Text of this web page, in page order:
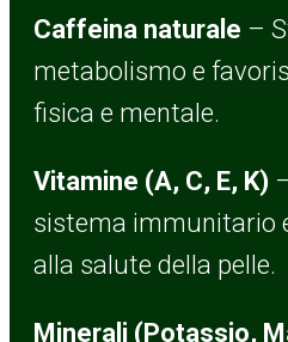
Caffeina naturale –
metabolismo e
fisica e mentale.
Vitamine (A, C, E, K)
sistema immunitario
alla salute della pelle.
Minerali (Potassio,